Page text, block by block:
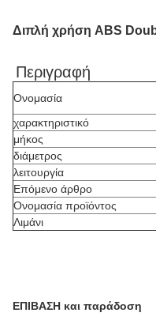
Διπλή χρήση ABS
Περιγραφή
Ονομασία
χαρακτηριστικό
μήκος
διάμετρος
λειτουργία
Επόμενο άρθρο
Ονομασία προϊόντος
Λιμάνι
ΕΠΙΒΑΣΗ και παράδοση